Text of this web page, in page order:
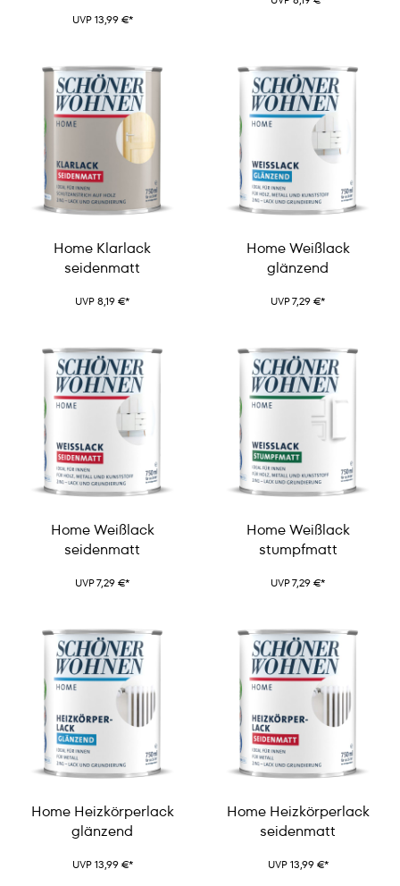
UVP 13,99 €*
Home Klarlack
seidenmatt
UVP 8,19 €*
Home Weißlack
glänzend
UVP 7,29 €*
Home Weißlack
seidenmatt
UVP 7,29 €*
Home Weißlack
stumpfmatt
UVP 7,29 €*
Home Heizkörperlack
glänzend
UVP 13,99 €*
Home Heizkörperlack
seidenmatt
UVP 13,99 €*